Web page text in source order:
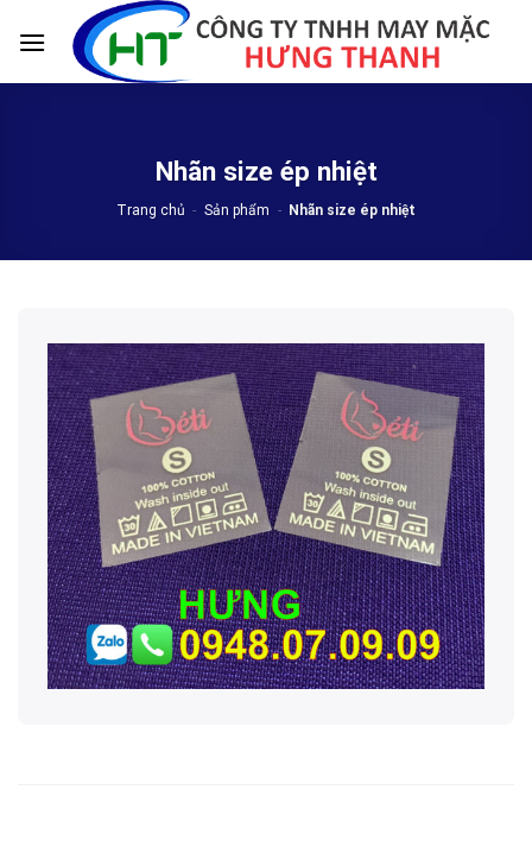
Nhãn size ép nhiệt
Trang chủ - Sản phẩm - Nhãn size ép nhiệt